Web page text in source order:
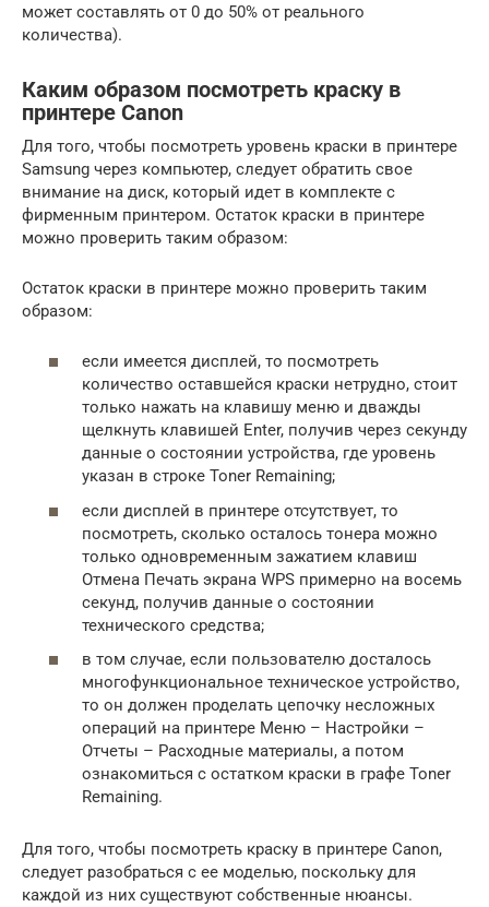
может составлять от 0 до 50% от реального
количества).
Каким образом посмотреть краску в
принтере Canon
Для того, чтобы посмотреть уровень краски в принтере
Samsung через компьютер, следует обратить свое
внимание на диск, который идет в комплекте с
фирменным принтером. Остаток краски в принтере
можно проверить таким образом:
Остаток краски в принтере можно проверить таким
образом:
если имеется дисплей, то посмотреть
количество оставшейся краски нетрудно, стоит
только нажать на клавишу меню и дважды
щелкнуть клавишей Enter, получив через секунду
данные о состоянии устройства, где уровень
указан в строке Toner Remaining;
если дисплей в принтере отсутствует, то
посмотреть, сколько осталось тонера можно
только одновременным зажатием клавиш
Отмена Печать экрана WPS примерно на восемь
секунд, получив данные о состоянии
технического средства;
в том случае, если пользователю досталось
многофункциональное техническое устройство,
то он должен проделать цепочку несложных
операций на принтере Меню – Настройки –
Отчеты – Расходные материалы, а потом
ознакомиться с остатком краски в графе Toner
Remaining.
Для того, чтобы посмотреть краску в принтере Canon,
следует разобраться с ее моделью, поскольку для
каждой из них существуют собственные нюансы.